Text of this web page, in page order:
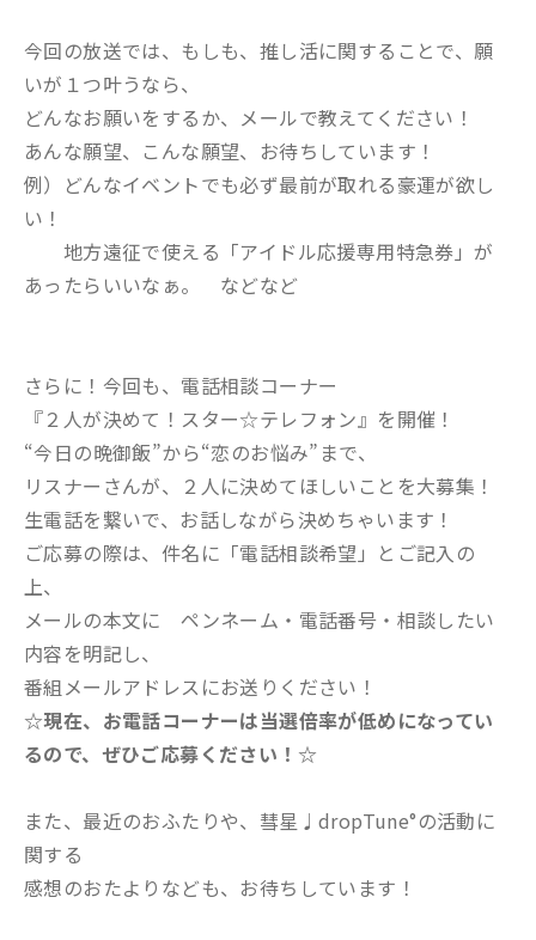
今回の放送では、もしも、推し活に関することで、願
いが１つ叶うなら、
どんなお願いをするか、メールで教えてください！
あんな願望、こんな願望、お待ちしています！
例）どんなイベントでも必ず最前が取れる豪運が欲し
い！
地方遠征で使える「アイドル応援専用特急券」が
あったらいいなぁ。 などなど
さらに！今回も、電話相談コーナー
『２人が決めて！スター☆テレフォン』を開催！
“今日の晩御飯”から“恋のお悩み”まで、
リスナーさんが、２人に決めてほしいことを大募集！
生電話を繋いで、お話しながら決めちゃいます！
ご応募の際は、件名に「電話相談希望」とご記入の
上、
メールの本文に ペンネーム・電話番号・相談したい
内容を明記し、
番組メールアドレスにお送りください！
☆現在、お電話コーナーは当選倍率が低めになってい
るので、ぜひご応募ください！☆
また、最近のおふたりや、彗星♩dropTune°の活動に
関する
感想のおたよりなども、お待ちしています！